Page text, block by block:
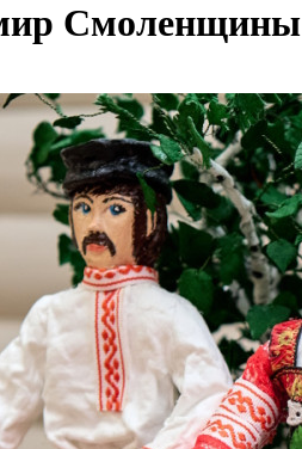
Смоленщины